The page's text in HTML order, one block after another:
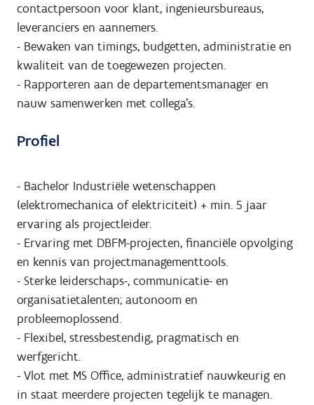
contactpersoon voor klant, ingenieursbureaus,
leveranciers en aannemers.
- Bewaken van timings, budgetten, administratie en
kwaliteit van de toegewezen projecten.
- Rapporteren aan de departementsmanager en
nauw samenwerken met collega’s.
Profiel
- Bachelor Industriële wetenschappen
(elektromechanica of elektriciteit) + min. 5 jaar
ervaring als projectleider.
- Ervaring met DBFM-projecten, financiële opvolging
en kennis van projectmanagementtools.
- Sterke leiderschaps-, communicatie- en
organisatietalenten; autonoom en
probleemoplossend.
- Flexibel, stressbestendig, pragmatisch en
werfgericht.
- Vlot met MS Office, administratief nauwkeurig en
in staat meerdere projecten tegelijk te managen.